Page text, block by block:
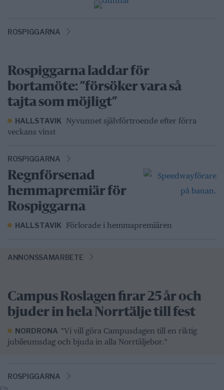
ROSPIGGARNA
Rospiggarna laddar för
bortamöte: ”försöker vara så
tajta som möjligt”
HALLSTAVIK
Nyvunnet självförtroende efter förra
veckans vinst
ROSPIGGARNA
Regnförsenad
hemmapremiär för
Rospiggarna
HALLSTAVIK Förlorade i hemmapremiären
ANNONSSAMARBETE
Campus Roslagen firar 25 år och
bjuder in hela Norrtälje till fest
NORDRONA "Vi vill göra Campusdagen till en riktig
jubileumsdag och bjuda in alla Norrtäljebor."
ROSPIGGARNA